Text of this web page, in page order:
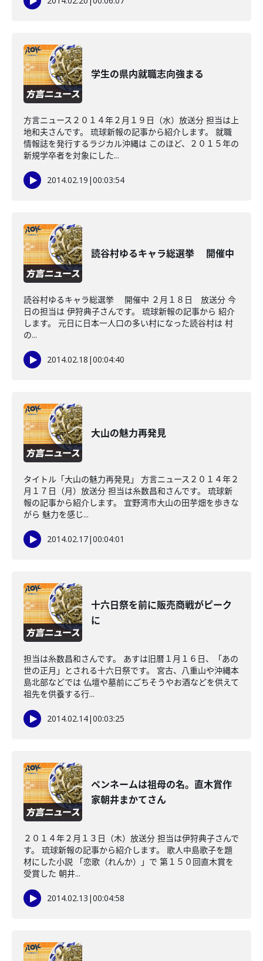
学生の県内就職志向強まる
方言ニュース２０１４年２月１９日（水）放送分 担当は上
地和夫さんです。 琉球新報の記事から紹介します。 就職
情報誌を発行するラジカル沖縄は このほど、２０１５年の
新規学卒者を対象にした...
2014.02.19 |00:03:54
読谷村ゆるキャラ総選挙 開催中
読谷村ゆるキャラ総選挙 開催中 ２月１８日 放送分 今
日の担当は 伊狩典子さんです。 琉球新報の記事から 紹介
します。 元日に日本一人口の多い村になった読谷村は 村
の...
2014.02.18 |00:04:40
大山の魅力再発見
タイトル「大山の魅力再発見」 方言ニュース２０１４年２
月１７日（月）放送分 担当は糸数昌和さんです。 琉球新
報の記事から紹介します。 宜野湾市大山の田芋畑を歩きな
がら 魅力を感じ...
2014.02.17|00:04:01
十六日祭を前に販売商戦がピーク
に
担当は糸数昌和さんです。 あすは旧暦１月１６日、「あの
世の正月」とされる十六日祭です。 宮古、八重山や沖縄本
島北部などでは 仏壇や墓前にごちそうやお酒などを供えて
祖先を供養する行...
2014.02.14|00:03:25
ペンネームは祖母の名。直木賞作
家朝井まかてさん
２０１４年２月１３日（木）放送分 担当は伊狩典子さんで
す。 琉球新報の記事から紹介します。 歌人中島歌子を題
材にした小説 「恋歌（れんか）」で 第１５０回直木賞を
受賞した 朝井...
2014.02.13 |00:04:58